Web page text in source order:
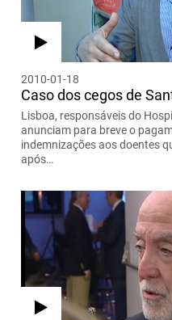
2010-01-18
Caso dos cegos de
Lisboa, responsáveis do
anunciam para breve o
indemnizações aos doentes
após…